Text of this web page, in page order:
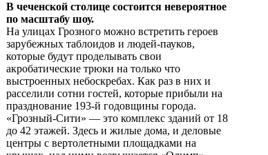
В чеченской столице состоится невероятное
по масштабу шоу.
На улицах Грозного можно встретить героев
зарубежных таблоидов и людей-пауков,
которые будут проделывать свои
акробатические трюки на только что
выстроенных небоскребах. Как раз в них и
расселили сотни гостей, которые прибыли на
празднование 193-й годовщины города.
«Грозный-Сити» — это комплекс зданий от 18
до 42 этажей. Здесь и жилые дома, и деловые
центры с вертолетными площадками на